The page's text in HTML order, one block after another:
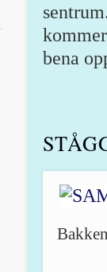
bena